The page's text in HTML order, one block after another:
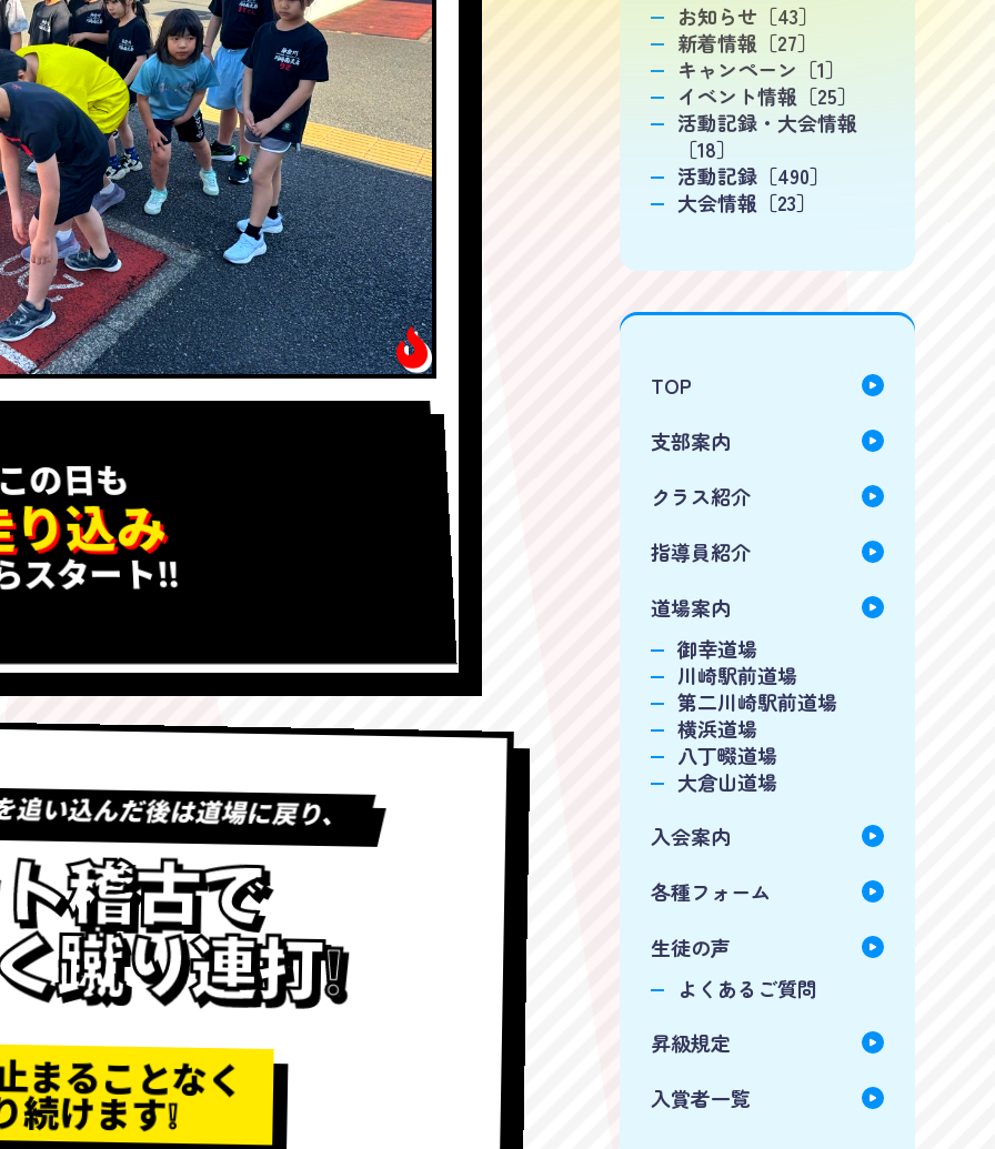
の日も
り込み
スタート‼️
追い込んだ後は道場に戻り、
稽古で
蹴り連打❕
まることなく
続けます❕
お知らせ［43］
新着情報［27］
キャンペーン［1］
イベント情報［25］
活動記録・大会情報
［18］
活動記録［490］
大会情報［23］
TOP
支部案内
クラス紹介
指導員紹介
道場案内
御幸道場
川崎駅前道場
第二川崎駅前道場
横浜道場
八丁畷道場
大倉山道場
入会案内
各種フォーム
生徒の声
よくあるご質問
昇級規定
入賞者一覧